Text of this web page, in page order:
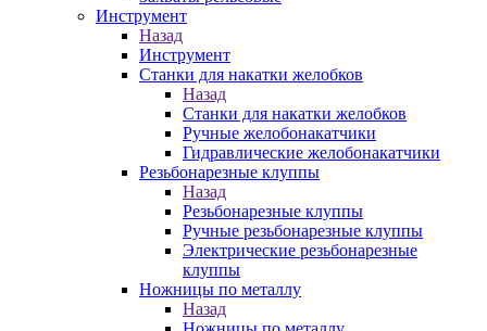
Инструмент
Назад
Инструмент
Станки для накатки желобков
Назад
Станки для накатки желобков
Ручные желобонакатчики
Гидравлические желобонакатчики
Резьбонарезные клуппы
Назад
Резьбонарезные клуппы
Ручные резьбонарезные клуппы
Электрические резьбонарезные
клуппы
Ножницы по металлу
Назад